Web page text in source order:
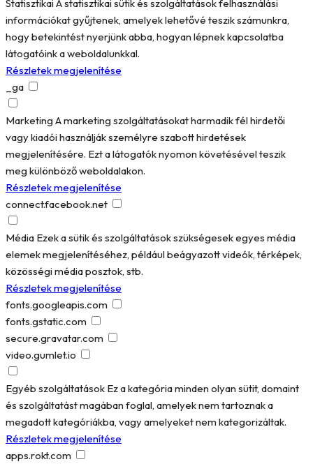
StatisztikaiA statisztikai sütik és szolgáltatások felhasználási
információkat gyűjtenek, amelyek lehetővé teszik számunkra,
hogy betekintést nyerjünk abba, hogyan lépnek kapcsolatba
látogatóink a weboldalunkkal.
Részletek megjelenítése
_ga
Marketing A marketing szolgáltatásokat harmadik fél hirdetői
vagy kiadói használják személyre szabott hirdetések
megjelenítésére. Ezt a látogatók nyomon követésével teszik
meg különböző weboldalakon.
Részletek megjelenítése
connect.facebook.net
Média Ezek a sütik és szolgáltatások szükségesek egyes média
elemek megjelenítéséhez, például beágyazott videók, térképek,
közösségi média posztok, stb.
Részletek megjelenítése
fonts.googleapis.com
fonts.gstatic.com
secure.gravatar.com
video.gumlet.io
Egyéb szolgáltatások Ez a kategória minden olyan sütit, domaint
és szolgáltatást magában foglal, amelyek nem tartoznak a
megadott kategóriákba, vagy amelyeket nem kategorizáltak.
Részletek megjelenítése
apps.rokt.com